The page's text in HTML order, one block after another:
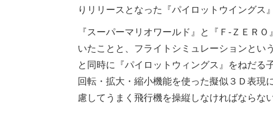
りリリースとなった『パイロットウイングス
『スーパーマリオワールド』と『Ｆ-ＺＥＲ
いたことと、フライトシミュレーションとい
と同時に『パイロットウィングス』をねだる
回転・拡大・縮小機能を使った擬似３Ｄ表現
慮してうまく飛行機を操縦しなければならな